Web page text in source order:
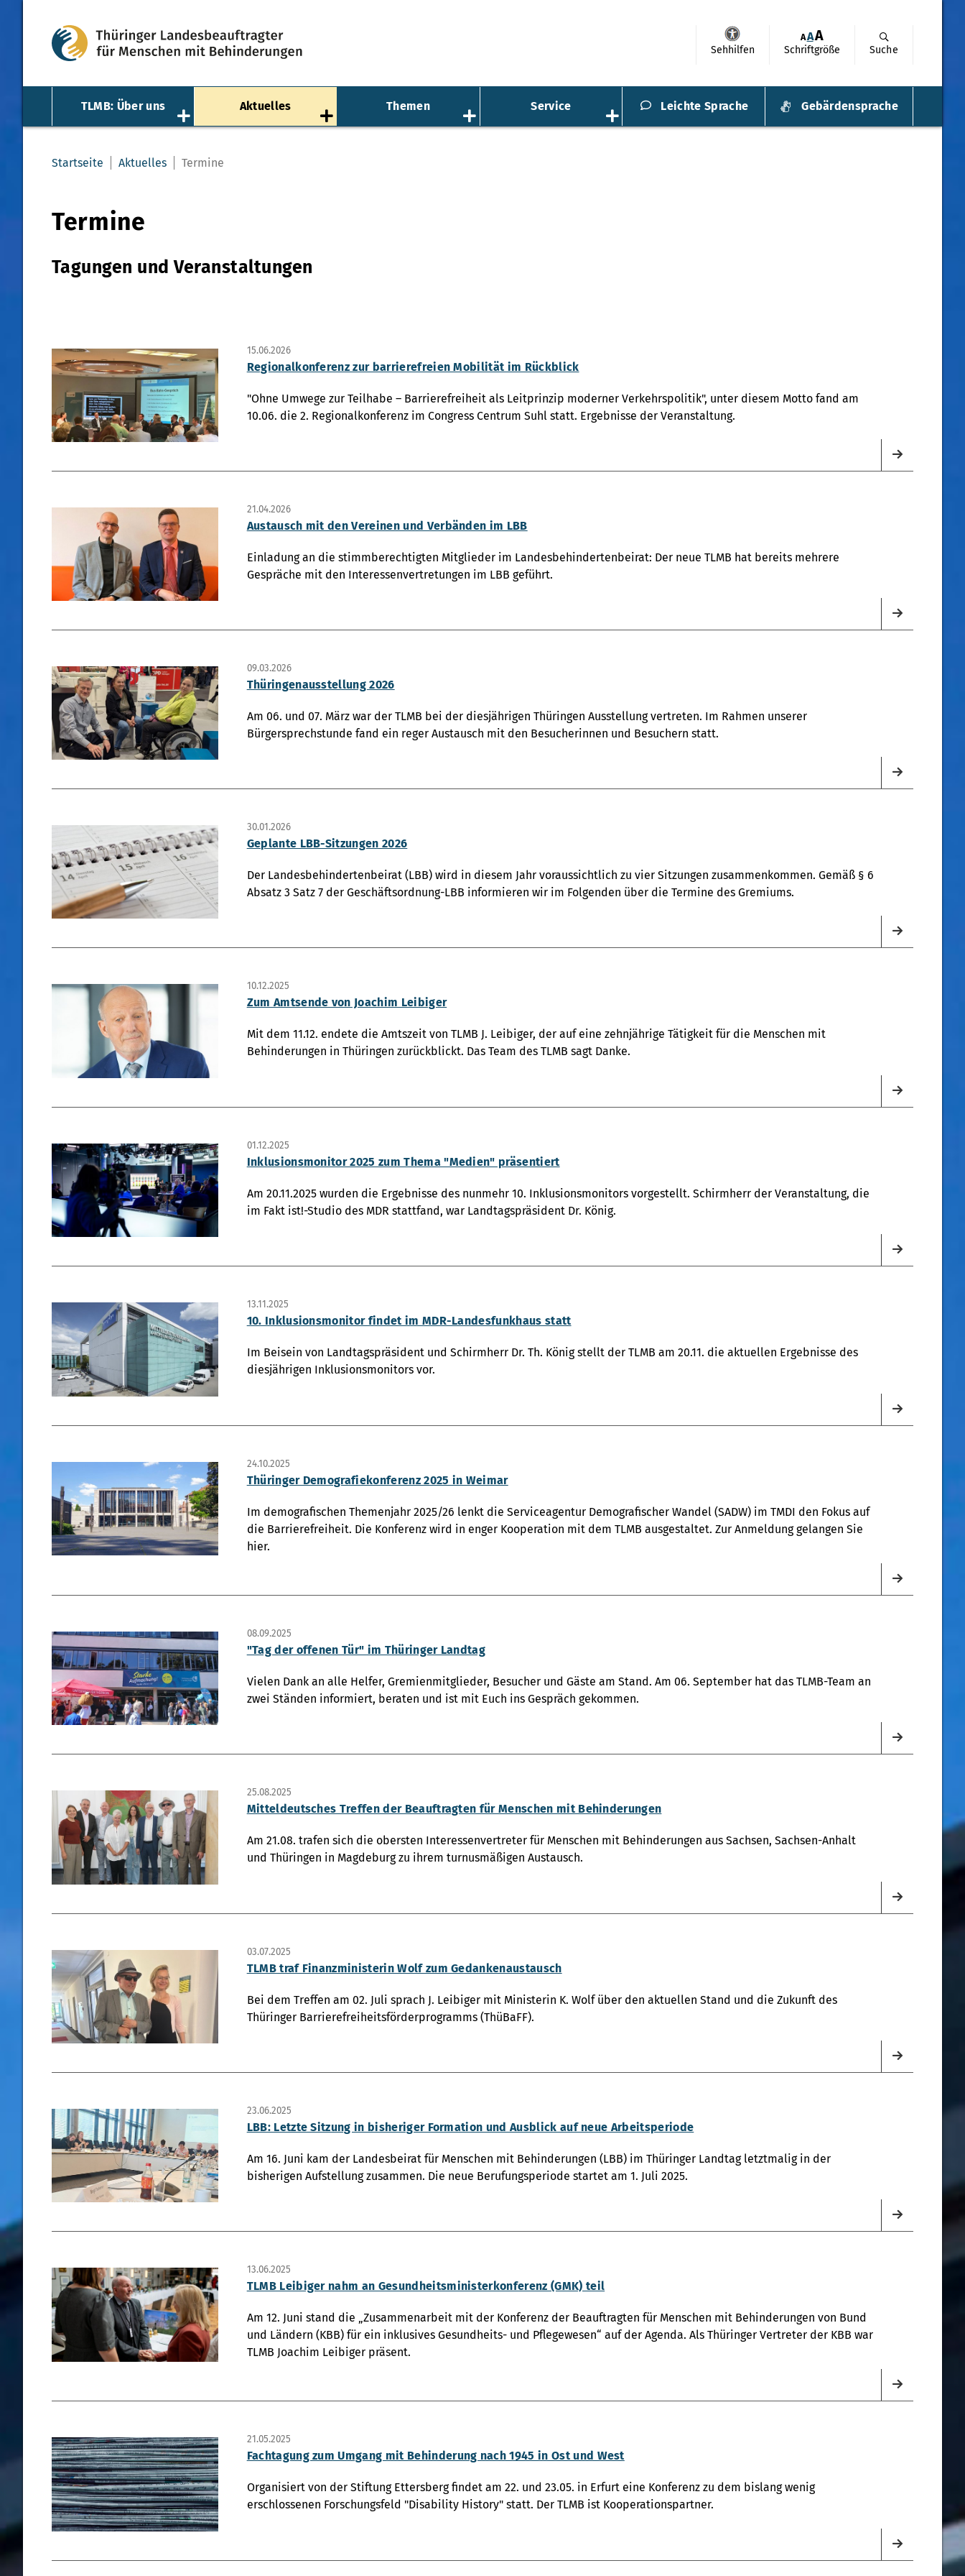
Sehhilfen
AAA
Schriftgröße Suche
TLMB: Über uns Aktuelles Themen Service Leichte Sprache Gebärdensprache
Startseite Aktuelles Termine
Termine
Tagungen und Veranstaltungen
15.06.2026
Regionalkonferenz zur barrierefreien Mobilität im Rückblick
"Ohne Umwege zur Teilhabe – Barrierefreiheit als Leitprinzip moderner Verkehrspolitik", unter diesem Motto fand am
10.06. die 2. Regionalkonferenz im Congress Centrum Suhl statt. Ergebnisse der Veranstaltung.
21.04.2026
Austausch mit den Vereinen und Verbänden im LBB
Einladung an die stimmberechtigten Mitglieder im Landesbehindertenbeirat: Der neue TLMB hat bereits mehrere
Gespräche mit den Interessenvertretungen im LBB geführt.
09.03.2026
Thüringenausstellung 2026
Am 06. und 07. März war der TLMB bei der diesjährigen Thüringen Ausstellung vertreten. Im Rahmen unserer
Bürgersprechstunde fand ein reger Austausch mit den Besucherinnen und Besuchern statt.
30.01.2026
Geplante LBB-Sitzungen 2026
Der Landesbehindertenbeirat (LBB) wird in diesem Jahr voraussichtlich zu vier Sitzungen zusammenkommen. Gemäß § 6
Absatz 3 Satz 7 der Geschäftsordnung-LBB informieren wir im Folgenden über die Termine des Gremiums.
10.12.2025
Zum Amtsende von Joachim Leibiger
Mit dem 11.12. endete die Amtszeit von TLMB J. Leibiger, der auf eine zehnjährige Tätigkeit für die Menschen mit
Behinderungen in Thüringen zurückblickt. Das Team des TLMB sagt Danke.
01.12.2025
Inklusionsmonitor 2025 zum Thema "Medien" präsentiert
Am 20.11.2025 wurden die Ergebnisse des nunmehr 10. Inklusionsmonitors vorgestellt. Schirmherr der Veranstaltung, die
im Fakt ist!-Studio des MDR stattfand, war Landtagspräsident Dr. König.
13.11.2025
10. Inklusionsmonitor findet im MDR-Landesfunkhaus statt
Im Beisein von Landtagspräsident und Schirmherr Dr. Th. König stellt der TLMB am 20.11. die aktuellen Ergebnisse des
diesjährigen Inklusionsmonitors vor.
24.10.2025
Thüringer Demografiekonferenz 2025 in Weimar
Im demografischen Themenjahr 2025/26 lenkt die Serviceagentur Demografischer Wandel (SADW) im TMDI den Fokus auf
die Barrierefreiheit. Die Konferenz wird in enger Kooperation mit dem TLMB ausgestaltet. Zur Anmeldung gelangen Sie
hier.
08.09.2025
"Tag der offenen Tür" im Thüringer Landtag
Vielen Dank an alle Helfer, Gremienmitglieder, Besucher und Gäste am Stand. Am 06. September hat das TLMB-Team an
zwei Ständen informiert, beraten und ist mit Euch ins Gespräch gekommen.
25.08.2025
Mitteldeutsches Treffen der Beauftragten für Menschen mit Behinderungen
Am 21.08. trafen sich die obersten Interessenvertreter für Menschen mit Behinderungen aus Sachsen, Sachsen-Anhalt
und Thüringen in Magdeburg zu ihrem turnusmäßigen Austausch.
03.07.2025
TLMB traf Finanzministerin Wolf zum Gedankenaustausch
Bei dem Treffen am 02. Juli sprach J. Leibiger mit Ministerin K. Wolf über den aktuellen Stand und die Zukunft des
Thüringer Barrierefreiheitsförderprogramms (ThüBaFF).
23.06.2025
LBB: Letzte Sitzung in bisheriger Formation und Ausblick auf neue Arbeitsperiode
Am 16. Juni kam der Landesbeirat für Menschen mit Behinderungen (LBB) im Thüringer Landtag letztmalig in der
bisherigen Aufstellung zusammen. Die neue Berufungsperiode startet am 1. Juli 2025.
13.06.2025
TLMB Leibiger nahm an Gesundheitsministerkonferenz (GMK) teil
Am 12. Juni stand die „Zusammenarbeit mit der Konferenz der Beauftragten für Menschen mit Behinderungen von Bund
und Ländern (KBB) für ein inklusives Gesundheits- und Pflegewesen“ auf der Agenda. Als Thüringer Vertreter der KBB war
TLMB Joachim Leibiger präsent.
21.05.2025
Fachtagung zum Umgang mit Behinderung nach 1945 in Ost und West
Organisiert von der Stiftung Ettersberg findet am 22. und 23.05. in Erfurt eine Konferenz zu dem bislang wenig
erschlossenen Forschungsfeld "Disability History" statt. Der TLMB ist Kooperationspartner.